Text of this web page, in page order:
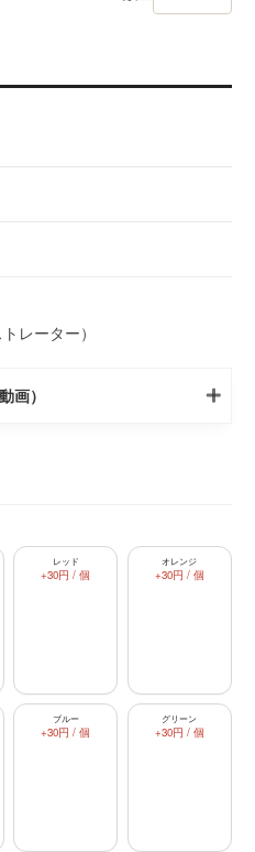
レーター）
画）
レッド
+30円 / 個
オレンジ
+30円 / 個
ブルー
+30円 / 個
グリーン
+30円 / 個